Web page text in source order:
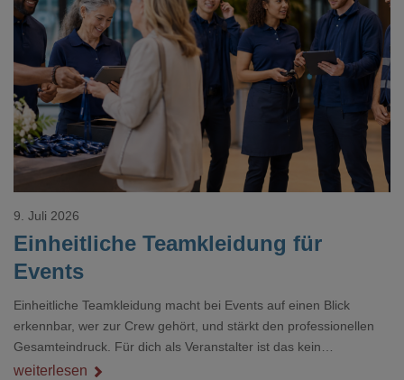
Loading...
Einheitliche Teamkleidung für
Events
9. Juli 2026
Einheitliche Teamkleidung macht bei Events auf einen Blick
erkennbar, wer zur Crew gehört, und stärkt den professionellen
Gesamteindruck. Für dich als Veranstalter ist das kein
Nebenthema: Bei Textilien mit Stickerei oder mehreren
weiterlesen